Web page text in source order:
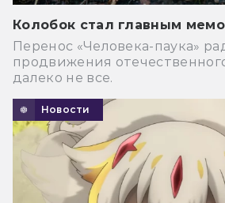
Колобок стал главным
Перенос «Человека-паука»
продвижения
далеко не все.
Новости